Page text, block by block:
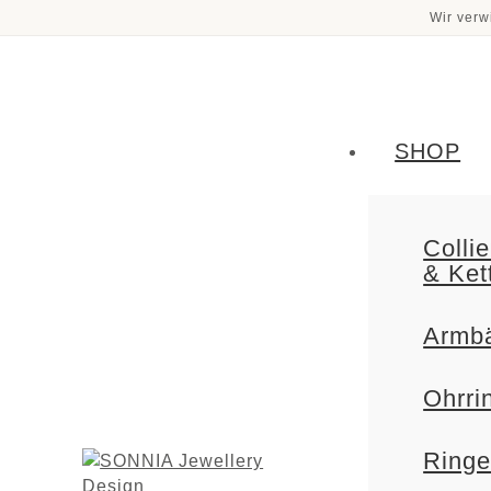
Wir
Zur
Navigation
Zum
Inhalt
SHOP
&
Ringe